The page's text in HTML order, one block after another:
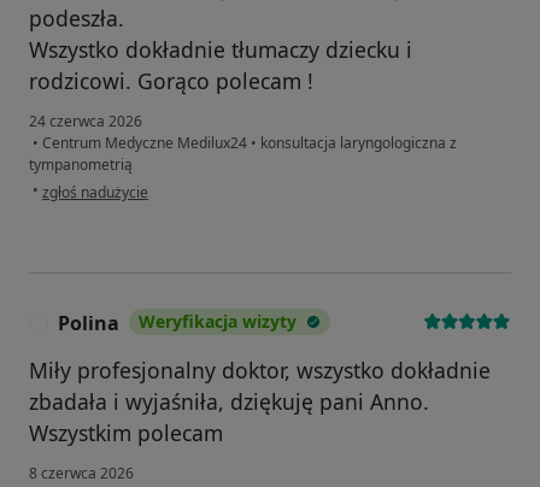
podeszła.
Wszystko dokładnie tłumaczy dziecku i
rodzicowi. Gorąco polecam !
24 czerwca 2026
• Centrum Medyczne Medilux24 • konsultacja laryngologiczna z
tympanometrią
• w opinii użytkownika Ewelina
zgłoś nadużycie
Polina Weryfikacja wizyty
Miły profesjonalny doktor, wszystko dokładnie
zbadała i wyjaśniła, dziękuję pani Anno.
Wszystkim polecam
8 czerwca 2026